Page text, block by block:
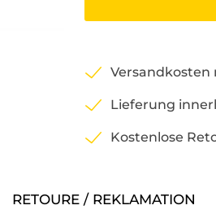
Versandkosten
Lieferung
Kostenlose
RETOURE / REKLAMATION